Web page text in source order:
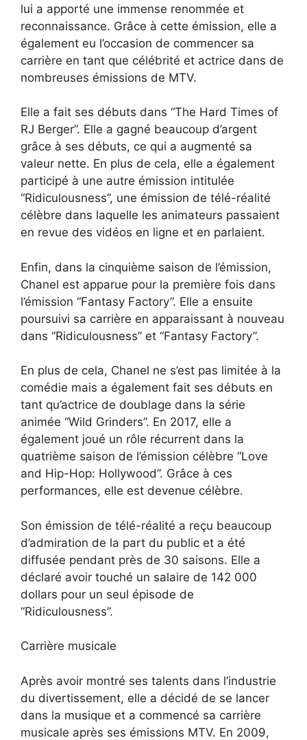
lui a apporté une immense renommée et
reconnaissance. Grâce à cette émission, elle a
également eu l’occasion de commencer sa
carrière en tant que célébrité et actrice dans de
nombreuses émissions de MTV.
Elle a fait ses débuts dans “The Hard Times of
RJ Berger”. Elle a gagné beaucoup d’argent
grâce à ses débuts, ce qui a augmenté sa
valeur nette. En plus de cela, elle a également
participé à une autre émission intitulée
“Ridiculousness”, une émission de télé-réalité
célèbre dans laquelle les animateurs passaient
en revue des vidéos en ligne et en parlaient.
Enfin, dans la cinquième saison de l’émission,
Chanel est apparue pour la première fois dans
l’émission “Fantasy Factory”. Elle a ensuite
poursuivi sa carrière en apparaissant à nouveau
dans “Ridiculousness” et “Fantasy Factory”.
En plus de cela, Chanel ne s’est pas limitée à la
comédie mais a également fait ses débuts en
tant qu’actrice de doublage dans la série
animée “Wild Grinders”. En 2017, elle a
également joué un rôle récurrent dans la
quatrième saison de l’émission célèbre “Love
and Hip-Hop: Hollywood”. Grâce à ces
performances, elle est devenue célèbre.
Son émission de télé-réalité a reçu beaucoup
d’admiration de la part du public et a été
diffusée pendant près de 30 saisons. Elle a
déclaré avoir touché un salaire de 142 000
dollars pour un seul épisode de
“Ridiculousness”.
Carrière musicale
Après avoir montré ses talents dans l’industrie
du divertissement, elle a décidé de se lancer
dans la musique et a commencé sa carrière
musicale après ses émissions MTV. En 2009,